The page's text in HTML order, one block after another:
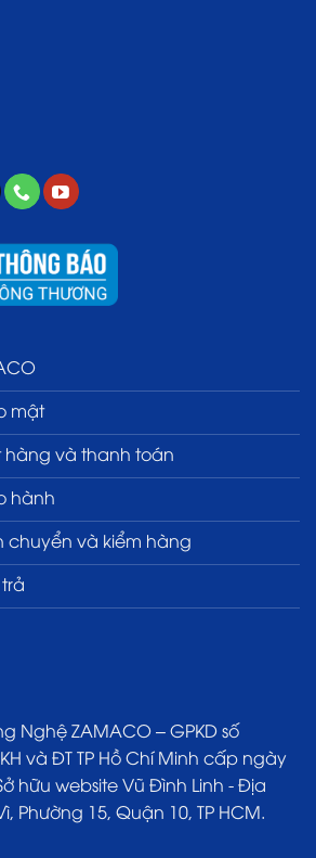
mật
hàng và thanh toán
hành
chuyển và kiểm hàng
Nghệ ZAMACO – GPKD số
và ĐT TP Hồ Chí Minh cấp ngày
hữu website Vũ Đình Linh - Địa
Phường 15, Quận 10, TP HCM.